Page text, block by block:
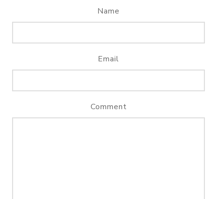
Name
Email
Comment